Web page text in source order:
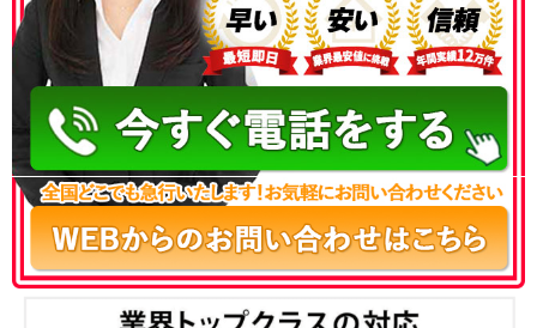
050-3186-4780